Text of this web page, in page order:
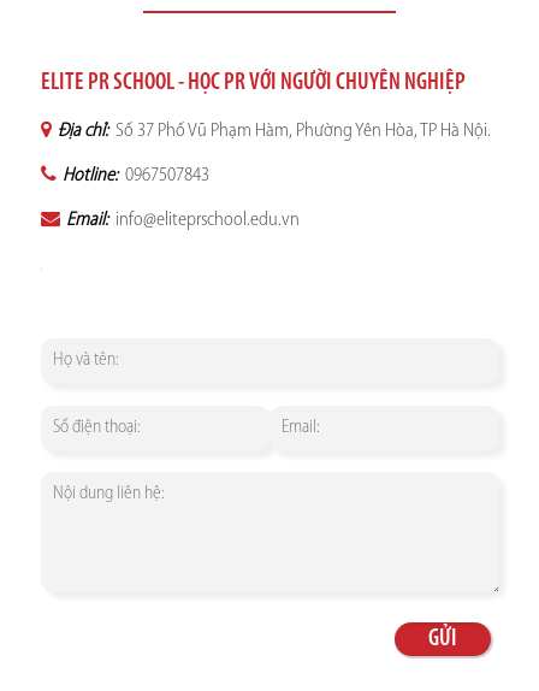
ELITE PR SCHOOL - HỌC PR VỚI NGƯỜI CHUYÊN NGHIỆP
Địa chỉ: Số 37 Phố Vũ Phạm Hàm, Phường Yên Hòa, TP Hà Nội.
Hotline: 0967507843
Email: info@eliteprschool.edu.vn